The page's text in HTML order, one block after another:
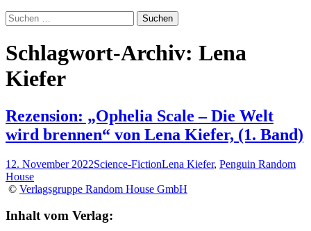
Suchen
nach:
Schlagwort-Archiv: Lena
Kiefer
Rezension: „Ophelia Scale – Die Welt
wird brennen“ von Lena Kiefer, (1. Band)
12. November 2022Science-FictionLena Kiefer, Penguin Random
House
© Verlagsgruppe Random House GmbH
Inhalt vom Verlag: